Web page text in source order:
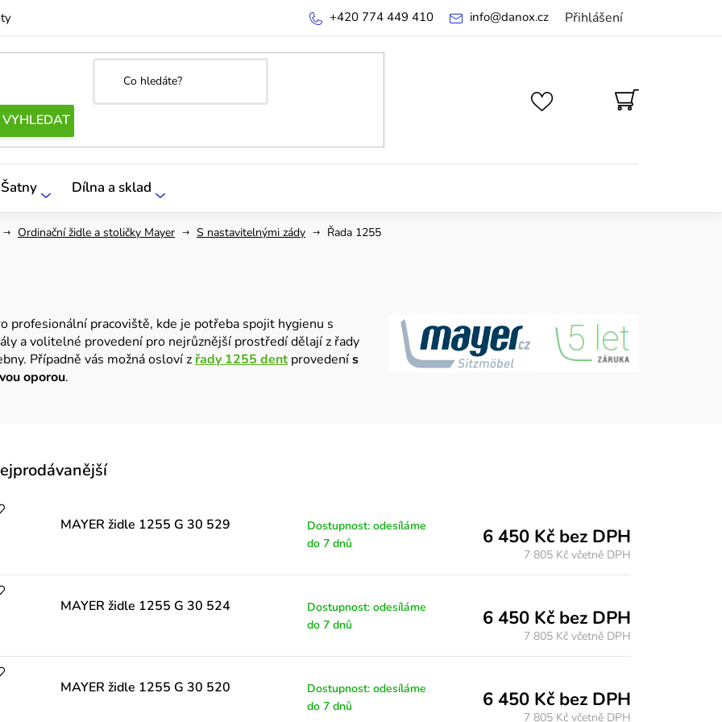
Přihlášení
info@danox.cz
+420 774 449 410
NÁKUPNÍ
KOŠÍK
Šatny Dílna a sklad
Ordinační židle a stoličky Mayer S nastavitelnými zády Řada 1255
profesionální pracoviště, kde je potřeba spojit hygienu s
a volitelné provedení pro nejrůznější prostředí dělají z řady
Případně vás možná osloví z řady 1255 dentprovedenís
oporou.
MAYER židle 1255 G 30 529
Dostupnost: odesíláme
do 7 dnů
7 805 Kč včetně DPH
6 450 Kč bez DPH
MAYER židle 1255 G 30 524
Dostupnost: odesíláme
do 7 dnů
7 805 Kč včetně DPH
6 450 Kč bez DPH
MAYER židle 1255 G 30 520
Dostupnost: odesíláme
do 7 dnů
7 805 Kč včetně DPH
6 450 Kč bez DPH